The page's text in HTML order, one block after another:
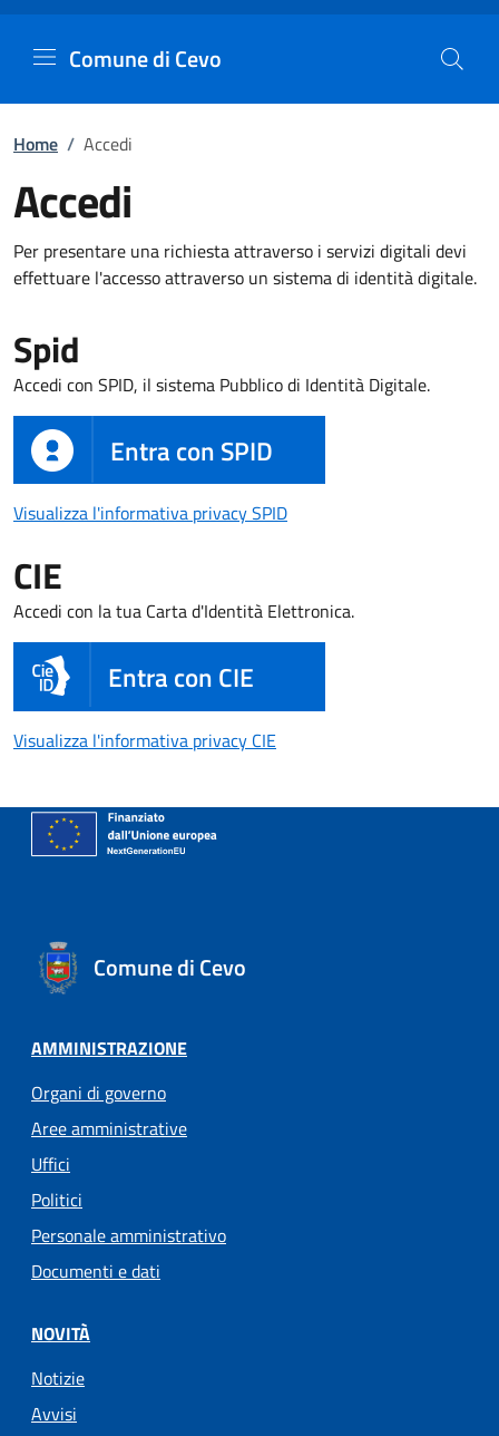
Vai al contenuto principale
Comune di Cevo
Comune di Cevo
Home / Accedi
Accedi
Per presentare una richiesta attraverso i servizi digitali devi
effettuare l'accesso attraverso un sistema di identità digitale.
Spid
Accedi con SPID, il sistema Pubblico di Identità Digitale.
Entra con SPID
Visualizza l'informativa privacy SPIDVisualizza l'informativa
CIE
Accedi con la tua Carta d'Identità Elettronica.
Entra con CIE
Visualizza l'informativa privacy CIEVisualizza l'informativa
Comune di Cevo
AMMINISTRAZIONE
Organi di governo
Aree amministrative
Uffici
Politici
Personale amministrativo
Documenti e dati
NOVITÀ
Notizie
Avvisi